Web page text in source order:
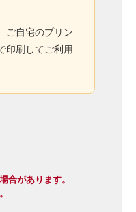
ご自宅のプリン
印刷してご利用
合があります。